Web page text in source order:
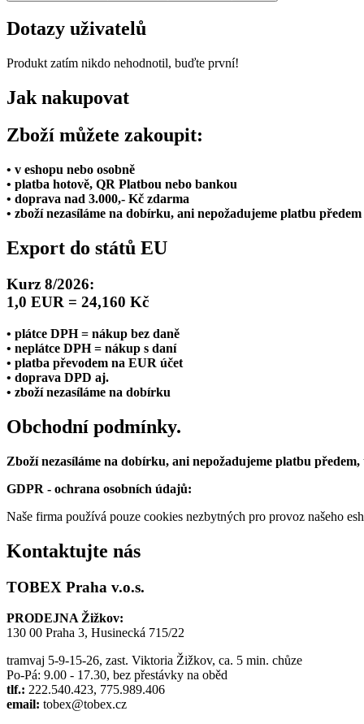
Dotazy uživatelů
Produkt zatím nikdo nehodnotil, buďte první!
Jak nakupovat
Zboží můžete zakoupit:
• v eshopu nebo osobně
• platba hotově, QR Platbou nebo bankou
• doprava nad 3.000,- Kč zdarma
• zboží nezasíláme na dobírku, ani nepožadujeme platbu předem
Export do států EU
Kurz 8/2026:
1,0 EUR = 24,160 Kč
• plátce DPH = nákup bez daně
• neplátce DPH = nákup s daní
• platba převodem na EUR účet
• doprava DPD aj.
• zboží nezasíláme na dobírku
Obchodní podmínky.
Zboží nezasíláme na dobírku, ani nepožadujeme platbu předem,
GDPR - ochrana osobních údajů:
Naše firma používá pouze cookies nezbytných pro provoz našeho
Kontaktujte nás
TOBEX Praha v.o.s.
PRODEJNA Žižkov:
130 00 Praha 3, Husinecká 715/22
tramvaj 5-9-15-26, zast. Viktoria Žižkov, ca. 5 min. chůze
Po-Pá: 9.00 - 17.30, bez přestávky na oběd
tlf.: 222.540.423, 775.989.406
email: tobex@tobex.cz